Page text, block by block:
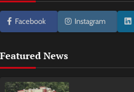
Facebook Instagram
Featured News